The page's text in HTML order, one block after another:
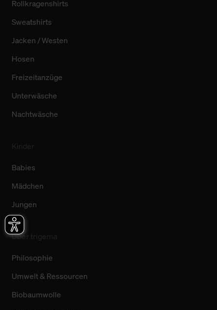
Rollkragenshirts
Sweatshirts
Jacken / Westen
Hosen
Freizeitanzüge
Unterwäsche
Nachtwäsche
Babies
Mädchen
Jungen
Über trigema
Philosophie
Umwelt & Ressourcen
Biobaumwolle